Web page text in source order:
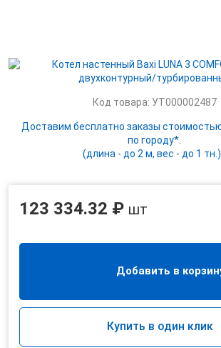
Код товара: УТ000002487
Доставим бесплатно заказы
по городу*.
(длина - до 2 м, вес - до 1
123 334.32 ₽ шт
Добавить в
Купить в один клик